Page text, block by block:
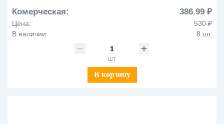
Комерческая: 386.99 ₽
Цена:
530 ₽
В наличии:
8 шт.
шт
В корзину